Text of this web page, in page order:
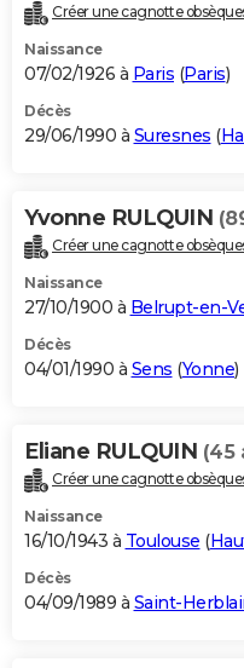
Créer une cagnotte
Naissance
07/02/1926 à Paris (Paris)
Décès
29/06/1990 à Suresnes (
Yvonne RULQUIN
Créer une cagnotte
Naissance
27/10/1900 à Belrupt-en-
Décès
04/01/1990 à Sens (Yonne)
Eliane RULQUIN (45
Créer une cagnotte
Naissance
16/10/1943 à Toulouse (
Décès
04/09/1989 à Saint-